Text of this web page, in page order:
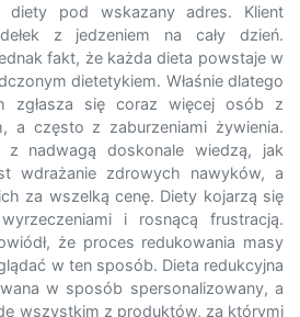
diety pod wskazany adres. Klient
z jedzeniem na cały dzień.
fakt, że każda dieta powstaje w
dietetykiem. Właśnie dlatego
zgłasza się coraz więcej osób z
a często z zaburzeniami żywienia.
z nadwagą doskonale wiedzą, jak
wdrażanie zdrowych nawyków, a
za wszelką cenę. Diety kojarzą się
i rosnącą frustracją.
że proces redukowania masy
w ten sposób. Dieta redukcyjna
w sposób spersonalizowany, a
wszystkim z produktów, za którymi